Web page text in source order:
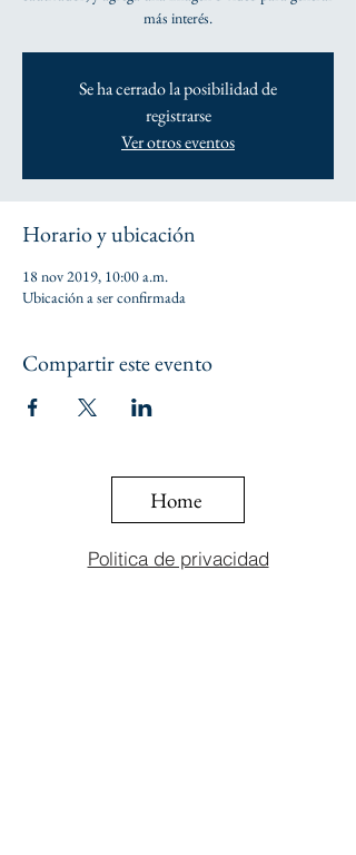
más interés.
Se ha cerrado la posibilidad de
registrarse
Ver otros eventos
Horario y ubicación
18 nov 2019, 10:00 a.m.
Ubicación a ser confirmada
Compartir este evento
Home
Politica de privacidad